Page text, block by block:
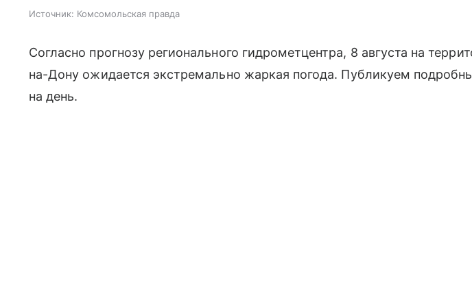
Источник: Комсомольская правда
Согласно прогнозу регионального гидрометцентра, 8 августа на
на-Дону ожидается экстремально жаркая погода. Публикуем
на день.